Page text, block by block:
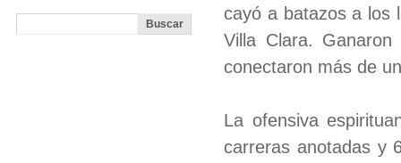
cayó a batazos a los
Villa Clara.
conectaron más de
La ofensiva
carreras anotadas y